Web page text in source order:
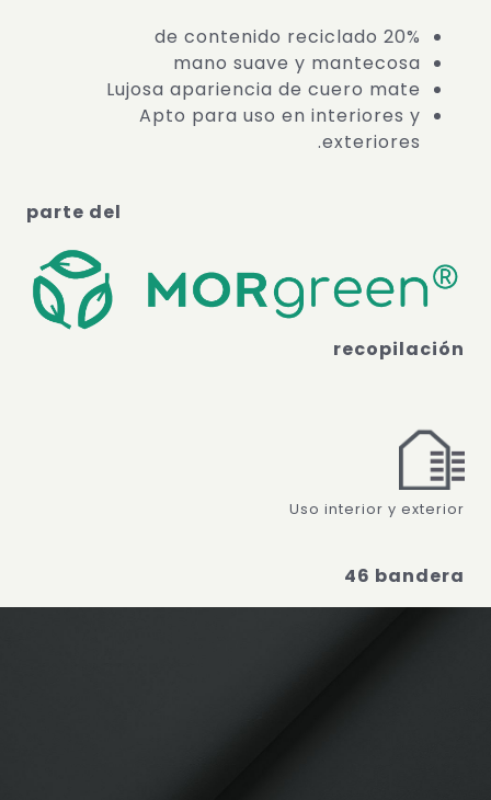
20% de contenido reciclado
mano suave y mantecosa
Lujosa apariencia de cuero mate
Apto para uso en interiores y
exteriores.
parte del
recopilación
Uso interior y exterior
46 bandera